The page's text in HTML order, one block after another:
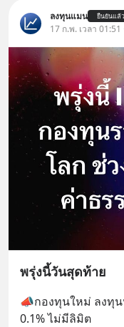
ลงทุนแมน ยืนยันแล้ว
17 ก.พ. เวลา
พรุ่งนี้วันสุดท้าย
📣กองทุนใหม่ ลงทุ
0.1% ไม่มีลิมิต